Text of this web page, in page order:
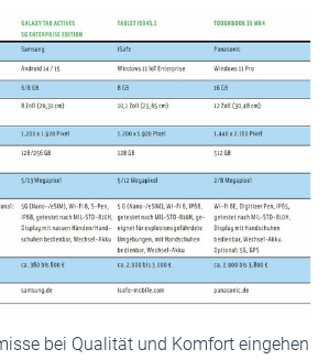
bei Qualität und Komfort eingehen